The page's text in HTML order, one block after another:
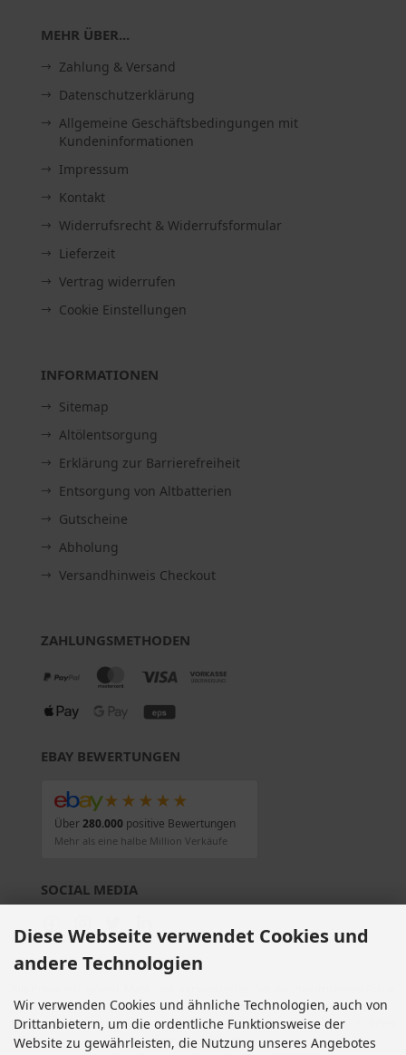
MEHR ÜBER...
Zahlung & Versand
Datenschutzerklärung
Allgemeine Geschäftsbedingungen mit
Kundeninformationen
Impressum
Kontakt
Widerrufsrecht & Widerrufsformular
Lieferzeit
Vertrag widerrufen
Cookie Einstellungen
INFORMATIONEN
Sitemap
Altölentsorgung
Erklärung zur Barrierefreiheit
Entsorgung von Altbatterien
Gutscheine
Abholung
Versandhinweis Checkout
ZAHLUNGSMETHODEN
EBAY BEWERTUNGEN
★★★★★
Über280.000positive Bewertungen
Mehr als eine halbe Million Verkäufe
SOCIAL MEDIA
entsprechen dem bisherigen Preis bei Motorradteile & Motorrad Ersatzteile.
Motorradteile & Motorrad Ersatzteile © 2026 | Template © 2009-2026 by modified
eCommerce Shopsoftware
Diese Webseite verwendet Cookies und
andere Technologien
Wir verwenden Cookies und ähnliche Technologien, auch von
Drittanbietern, um die ordentliche Funktionsweise der
Website zu gewährleisten, die Nutzung unseres Angebotes